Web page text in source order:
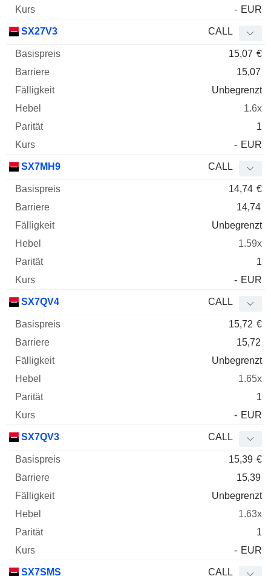
- EUR
SX27V3 CALL
15,07 €
15,07
Unbegrenzt
1.6x
1
- EUR
SX7MH9 CALL
14,74 €
14,74
Unbegrenzt
1.59x
1
- EUR
SX7QV4 CALL
15,72 €
15,72
Unbegrenzt
1.65x
1
- EUR
SX7QV3 CALL
15,39 €
15,39
Unbegrenzt
1.63x
1
- EUR
SX7SMS CALL